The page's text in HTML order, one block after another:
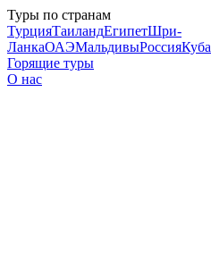
Туры по странам
ТурцияТаиландЕгипетШри-
ЛанкаОАЭМальдивыРоссияКуба
Горящие туры
О нас